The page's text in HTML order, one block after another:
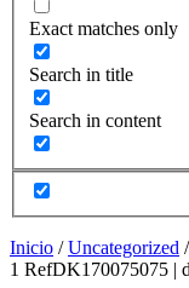
Exact matches only
Search in title
Search in content
Inicio /Uncategorized
1 RefDK170075075 |
Estadísticas
Para que
podamos
mejorar la
funcionalidad
y estructura
de la web,
utilizaremos
las
estadísticas
de uso en la
web. Así